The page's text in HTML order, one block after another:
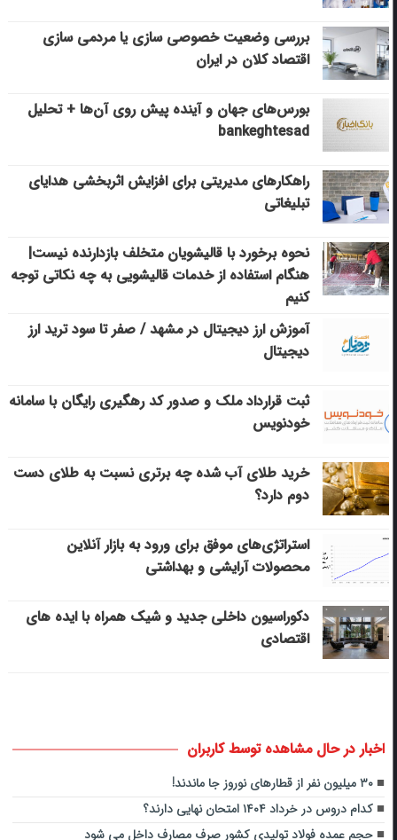
بررسی وضعیت خصوصی سازی یا مردمی سازی
اقتصاد کلان در ایران
بورس‌های جهان و آینده پیش روی آن‌ها + تحلیل
bankeghtesad
راهکارهای مدیریتی برای افزایش اثربخشی هدایای
تبلیغاتی
نحوه برخورد با قالیشویان متخلف بازدارنده نیست|
هنگام استفاده از خدمات قالیشویی به چه نکاتی توجه
کنیم
آموزش ارز دیجیتال در مشهد / صفر تا سود ترید ارز
دیجیتال
ثبت قرارداد ملک و صدور کد رهگیری رایگان با سامانه
خودنویس
خرید طلای آب شده چه برتری نسبت به طلای دست
دوم دارد؟
استراتژی‌های موفق برای ورود به بازار آنلاین
محصولات آرایشی و بهداشتی
دکوراسیون داخلی جدید و شیک همراه با ایده های
اقتصادی
اخبار در حال مشاهده توسط کاربران
۳۰ میلیون نفر از قطارهای نوروز جا ماندند!
کدام دروس در خرداد ۱۴۰۴ امتحان نهایی دارند؟
حجم عمده فولاد تولیدی کشور صرف مصارف داخل می شود